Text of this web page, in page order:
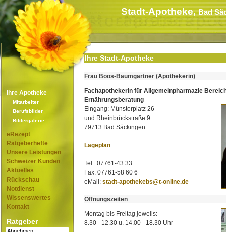
Stadt-Apotheke,Bad
Ihre Apotheke
Mitarbeiter
Berufsbilder
Bildergalerie
eRezept
Ratgeberhefte
Unsere Leistungen
Schweizer Kunden
Aktuelles
Rückschau
Notdienst
Wissenswertes
Kontakt
Ratgeber
Ihre Stadt-Apotheke
Frau Boos-Baumgartner (Apothekerin)
Fachapothekerin für Allgemeinpharmazie
Ernährungsberatung
Eingang: Münsterplatz 26
und Rheinbrückstraße 9
79713 Bad Säckingen
Lageplan
Tel.: 07761-43 33
Fax: 07761-58 60 6
eMail: stadt-apothekebs@t-online.de
Öffnungszeiten
Montag bis Freitag jeweils:
8.30 - 12.30 u. 14.00 - 18.30 Uhr